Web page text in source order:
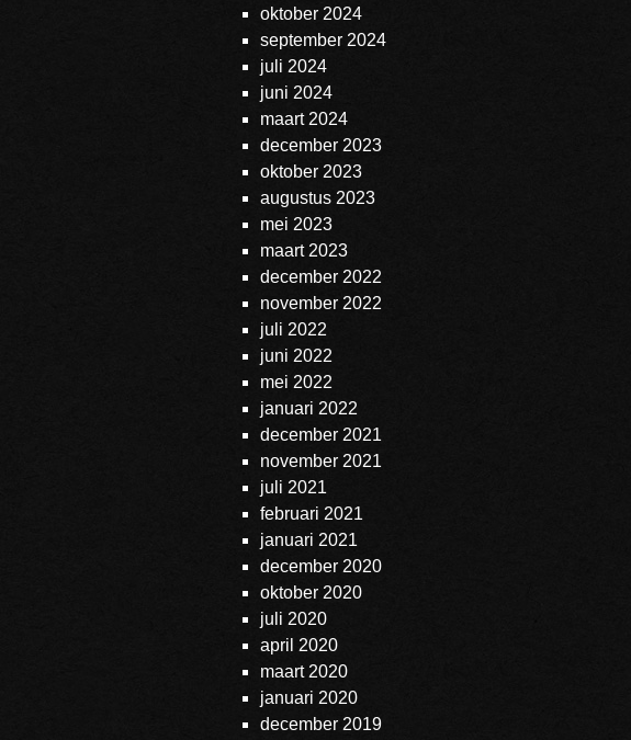
oktober 2024
september 2024
juli 2024
juni 2024
maart 2024
december 2023
oktober 2023
augustus 2023
mei 2023
maart 2023
december 2022
november 2022
juli 2022
juni 2022
mei 2022
januari 2022
december 2021
november 2021
juli 2021
februari 2021
januari 2021
december 2020
oktober 2020
juli 2020
april 2020
maart 2020
januari 2020
december 2019